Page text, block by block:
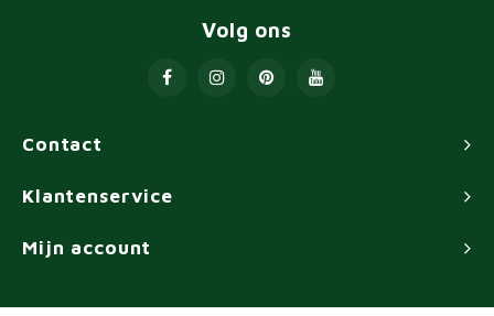
Contact
Volg ons
Klantenservice
Mijn account